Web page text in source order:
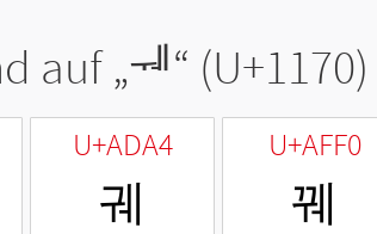
auf „ᅰ“ (U+1170)
U+ADA4
궤
U+AFF0
꿰